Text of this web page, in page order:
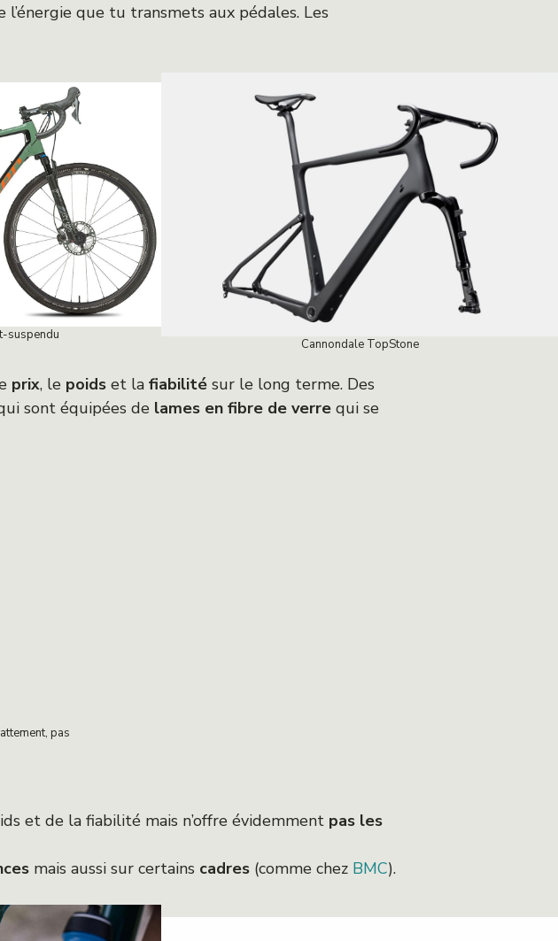
que tu transmets aux pédales. Les
suspendu
Cannondale TopStone
prix, le poids et la fiabilité sur le long terme. Des
sont équipées de lames en fibre de verre qui se
pas
et de la fiabilité mais n’offre évidemment pas les
mais aussi sur certains cadres (comme chez BMC).